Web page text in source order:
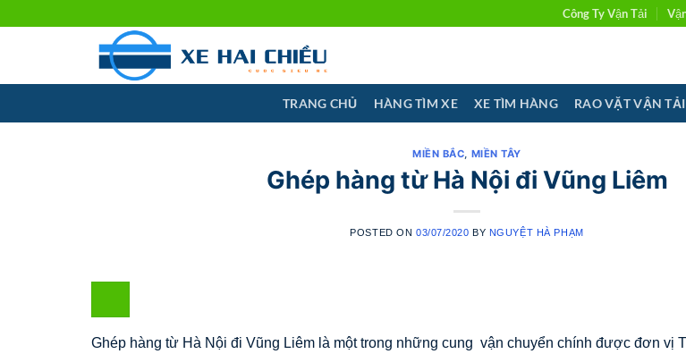
Công Ty Vận Tải
TRANG CHỦ HÀNG TÌM XE XE TÌM HÀNG RAO VẶT VẬN TẢI
MIỀN BẮC, MIỀN TÂY
Ghép hàng từ Hà Nội đi Vũng Liêm
POSTED ON 03/07/2020 BY NGUYỆT HÀ PHẠM
Ghép hàng từ Hà Nội đi Vũng Liêm là một trong những cung vận chuyển chính được đơn vị